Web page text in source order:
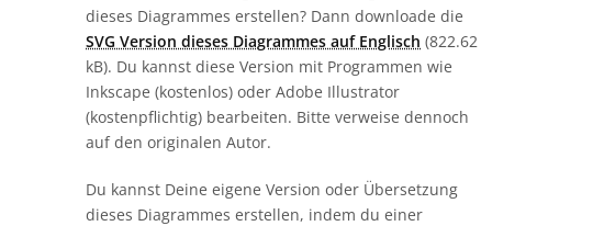
dieses Diagrammes erstellen? Dann downloade die
SVG Version dieses Diagrammes auf Englisch (822.62
kB). Du kannst diese Version mit Programmen wie
Inkscape (kostenlos) oder Adobe Illustrator
(kostenpflichtig) bearbeiten. Bitte verweise dennoch
auf den originalen Autor.
Du kannst Deine eigene Version oder Übersetzung
dieses Diagrammes erstellen, indem du einer